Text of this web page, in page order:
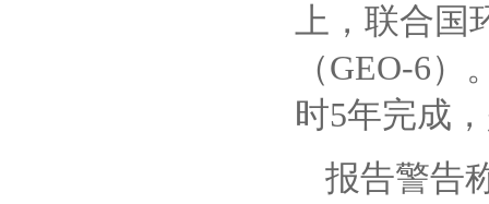
上，联合
（GEO-6
时5年完成
报告警告